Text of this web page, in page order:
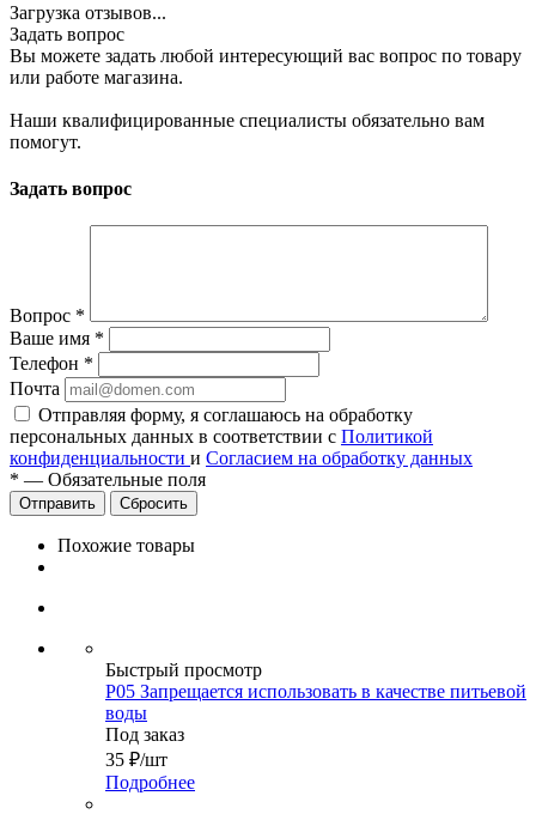
Загрузка отзывов...
Задать вопрос
Вы можете задать любой интересующий вас вопрос по товару
или работе магазина.
Наши квалифицированные специалисты обязательно вам
помогут.
Задать вопрос
Вопрос *
Ваше имя *
Телефон *
Почта
Отправляя форму, я соглашаюсь на обработку
персональных данных в соответствии с Политикой
конфиденциальности и Согласием на обработку данных
* — Обязательные поля
Сбросить
Похожие товары
Быстрый просмотр
P05 Запрещается использовать в качестве питьевой
воды
Под заказ
35 ₽/шт
Подробнее